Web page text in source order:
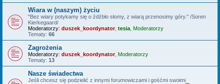
Wiara w (naszym) życiu
"Bez wiary potykamy się o źdźbło słomy, z wiarą przenosimy góry." /Soren
Kierkegaard/
Moderatorzy: duszek_koordynator, tesia Moderatorzy
Tematy: 66
Zagrożenia
Moderatorzy: duszek_koordynator, Moderatorzy
Tematy: 13
Nasze świadectwa
Jeśli chcesz się podzielić z innymi forumowiczami i gośćmi swoimi